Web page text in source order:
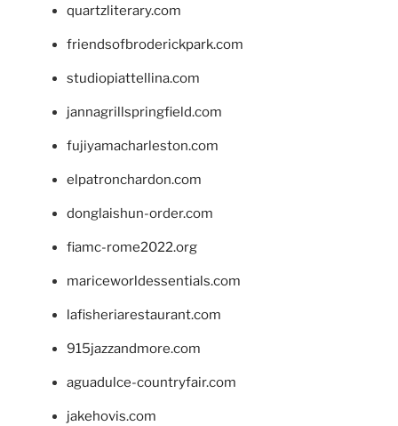
quartzliterary.com
friendsofbroderickpark.com
studiopiattellina.com
jannagrillspringfield.com
fujiyamacharleston.com
elpatronchardon.com
donglaishun-order.com
fiamc-rome2022.org
mariceworldessentials.com
lafisheriarestaurant.com
915jazzandmore.com
aguadulce-countryfair.com
jakehovis.com